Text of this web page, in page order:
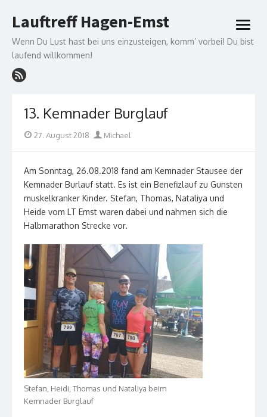
to
Lauftreff Hagen-Emst
Wenn Du Lust hast bei uns einzusteigen, komm’ vorbei! Du bist
laufend willkommen!
open
menu
13. Kemnader Burglauf
Posted
27. August 2018 Author
Michael
Am Sonntag, 26.08.2018 fand am Kemnader Stausee der
Kemnader Burlauf statt. Es ist ein Benefizlauf zu Gunsten
muskelkranker Kinder. Stefan, Thomas, Nataliya und
Heide vom LT Emst waren dabei und nahmen sich die
Halbmarathon Strecke vor.
Stefan, Heidi, Thomas und Nataliya beim
Kemnader Burglauf